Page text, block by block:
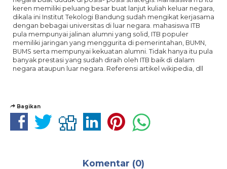
keren memiliki peluang besar buat lanjut kuliah keluar negara,
dikala ini Institut Tekologi Bandung sudah mengikat kerjasama
dengan bebagai universitas di luar negara. mahasiswa ITB
pula mempunyai jalinan alumni yang solid, ITB populer
memiliki jaringan yang menggurita di pemerintahan, BUMN,
BUMS serta mempunyai kekuatan alumni. Tidak hanya itu pula
banyak prestasi yang sudah diraih oleh ITB baik di dalam
negara ataupun luar negara. Referensi artikel wikipedia, dll
Bagikan
Komentar (0)